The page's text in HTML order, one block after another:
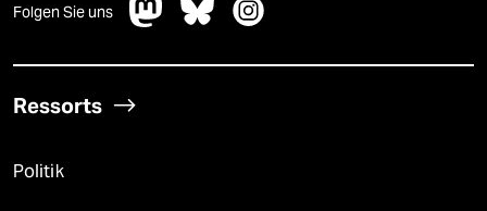
Folgen Sie uns
Ressorts
Politik